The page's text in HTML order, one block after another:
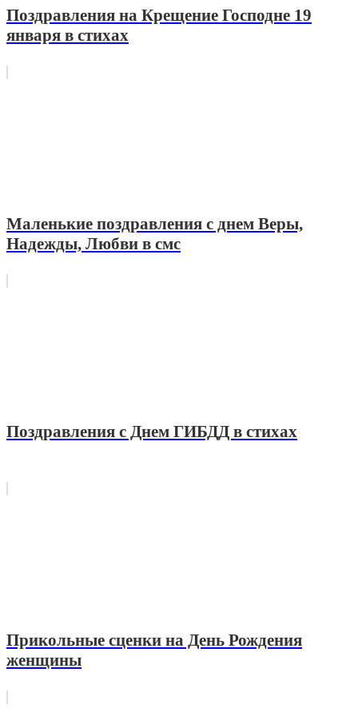
Поздравления на Крещение Господне 19
января в стихах
Маленькие поздравления с днем Веры,
Надежды, Любви в смс
Поздравления с Днем ГИБДД в стихах
Прикольные сценки на День Рождения
женщины